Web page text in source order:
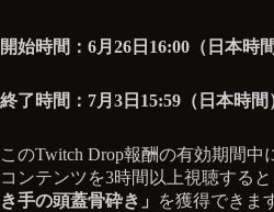
開始時間：6月26日16:00（日本時間
終了時間：7月3日15:59（日本時間
このTwitch Drop報酬の有効期間中
コンテンツを3時間以上視聴する
き手の頭蓋骨砕き」
を獲得できま